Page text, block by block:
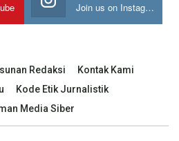
Join us on Instagram
Redaksi
Kontak Kami
Kode Etik Jurnalistik
Media Siber